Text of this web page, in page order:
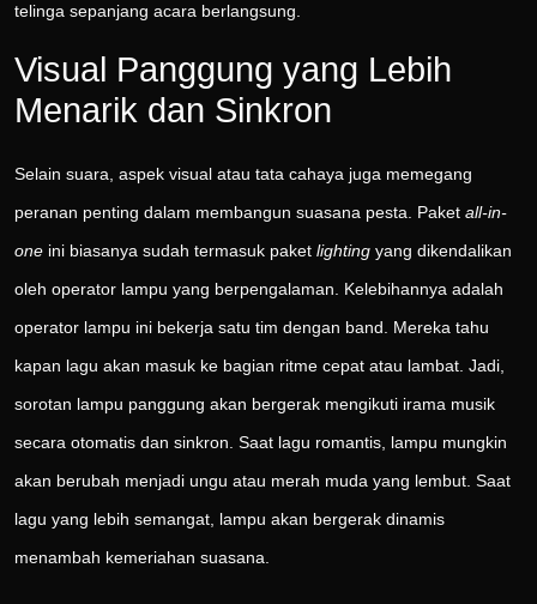
telinga sepanjang acara berlangsung.
Visual Panggung yang Lebih
Menarik dan Sinkron
Selain suara, aspek visual atau tata cahaya juga memegang
peranan penting dalam membangun suasana pesta. Paket all-in-
one ini biasanya sudah termasuk paket lighting yang dikendalikan
oleh operator lampu yang berpengalaman. Kelebihannya adalah
operator lampu ini bekerja satu tim dengan band. Mereka tahu
kapan lagu akan masuk ke bagian ritme cepat atau lambat. Jadi,
sorotan lampu panggung akan bergerak mengikuti irama musik
secara otomatis dan sinkron. Saat lagu romantis, lampu mungkin
akan berubah menjadi ungu atau merah muda yang lembut. Saat
lagu yang lebih semangat, lampu akan bergerak dinamis
menambah kemeriahan suasana.